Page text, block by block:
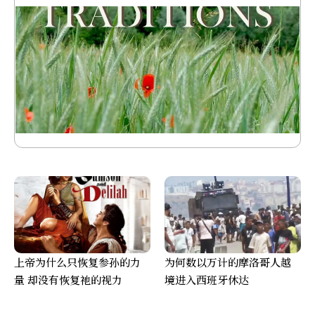
上帝为什么只恢复参孙的力
量 却没有恢复祂的视力
为何数以万计的摩洛哥人越
境进入西班牙休达